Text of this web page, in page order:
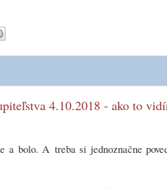
4.10.2018 - ako to
bolo. A treba si jednoznačne